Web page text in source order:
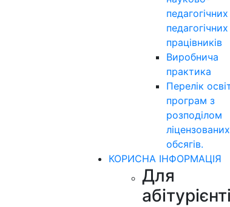
педагогічних
педагогічних
працівників
Виробнича
практика
Перелік
програм з
розподілoм
ліцензoваних
oбсягів.
КОРИСНА ІНФОРМАЦІЯ
Для